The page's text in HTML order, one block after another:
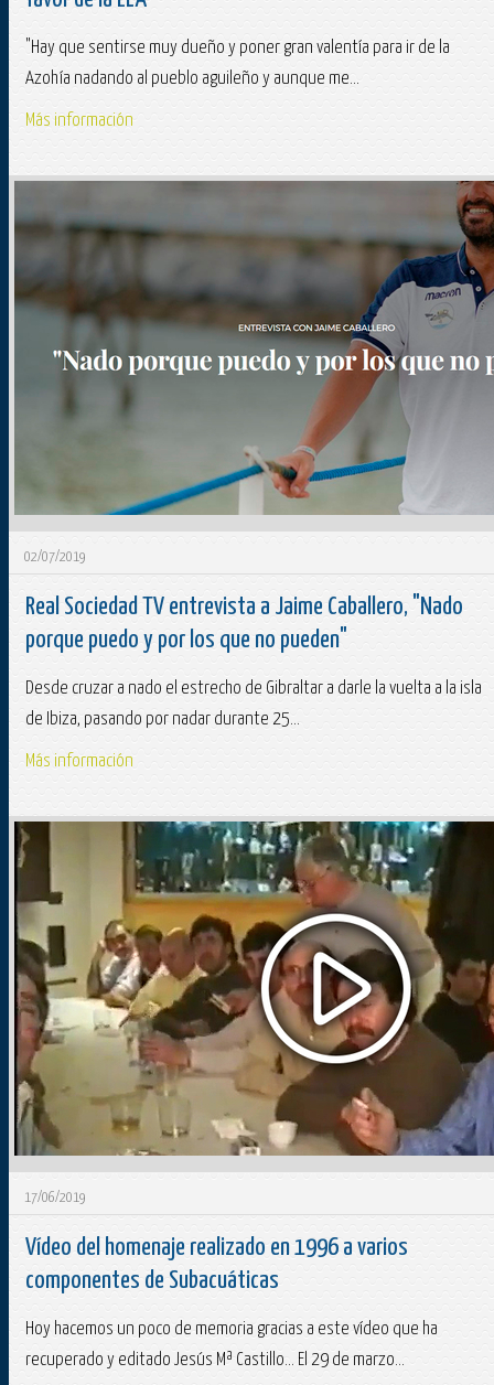
"Hay que sentirse muy dueño y poner gran valentía para ir de la
Azohía nadando al pueblo aguileño y aunque me...
Más información
02/07/2019
Real Sociedad TV entrevista a Jaime Caballero, "Nado
porque puedo y por los que no pueden"
Desde cruzar a nado el estrecho de Gibraltar a darle la vuelta a la isla
de Ibiza, pasando por nadar durante 25...
Más información
17/06/2019
Vídeo del homenaje realizado en 1996 a varios
componentes de Subacuáticas
Hoy hacemos un poco de memoria gracias a este vídeo que ha
recuperado y editado Jesús Mª Castillo... El 29 de marzo...